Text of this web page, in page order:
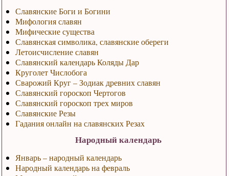
Славянские Боги и Богини
Мифология славян
Мифические существа
Славянская символика, славянские обереги
Летоисчисление славян
Славянский календарь Коляды Дар
Круголет Числобога
Сварожий Круг – Зодиак древних славян
Славянский гороскоп Чертогов
Славянский гороскоп трех миров
Славянские Резы
Гадания онлайн на славянских Резах
Народный календарь
Январь – народный календарь
Народный календарь на февраль